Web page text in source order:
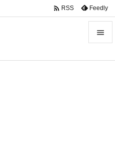

 RSS Feedly